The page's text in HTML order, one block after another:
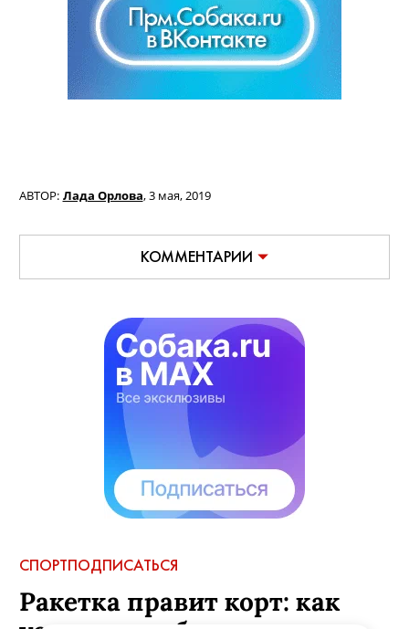
АВТОР: Лада Орлова,3 мая, 2019
КОММЕНТАРИИ
СПОРТПОДПИСАТЬСЯ
Ракетка правит корт: как